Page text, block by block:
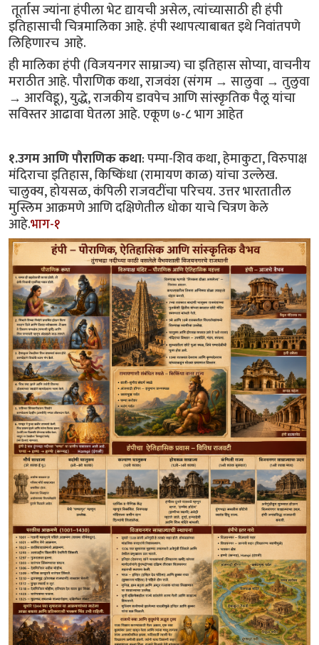
इतिहासाची चित्रमालिका आहे. हंपी स्थापत्याबाबत इथे निवांतपणे
लिहिणारच  आहे.
ही मालिका हंपी (विजयनगर साम्राज्य) चा इतिहास सोप्या, वाचनीय
मराठीत आहे. पौराणिक कथा, राजवंश (संगम → सालुवा → तुलुवा
→ आरविडू), युद्धे, राजकीय डावपेच आणि सांस्कृतिक पैलू यांचा
सविस्तर आढावा घेतला आहे. एकूण ७-८ भाग आहेत
१.उगम आणि पौराणिक कथा: पम्पा-शिव कथा, हेमाकुटा, विरुपाक्ष
मंदिराचा इतिहास, किष्किंधा (रामायण काळ) यांचा उल्लेख.
चालुक्य, होयसळ, कंपिली राजवटींचा परिचय. उत्तर भारतातील
मुस्लिम आक्रमणे आणि दक्षिणेतील धोका याचे चित्रण केले
आहे.भाग-१